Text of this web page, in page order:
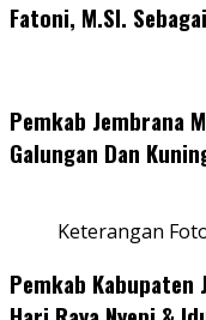
Fatoni, M.SI.
Pemkab Jembrana
Galungan Dan
Keterangan
Pemkab Kabupaten